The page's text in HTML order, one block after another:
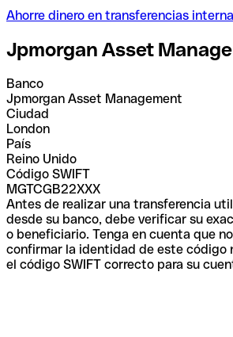
Ahorre dinero en transferencias
Jpmorgan Asset
Banco
Jpmorgan Asset Management
Ciudad
London
País
Reino Unido
Código SWIFT
MGTCGB22XXX
Antes de realizar una transferencia
desde su banco, debe verificar su
o beneficiario. Tenga en cuenta que
confirmar la identidad de este código
el código SWIFT correcto para su